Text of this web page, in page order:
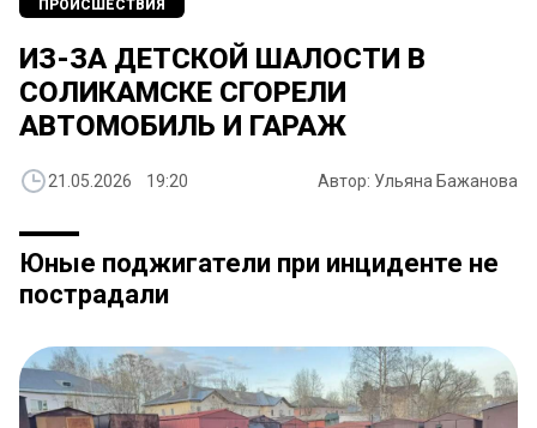
ПРОИСШЕСТВИЯ
ИЗ-ЗА ДЕТСКОЙ ШАЛОСТИ В
СОЛИКАМСКЕ СГОРЕЛИ
АВТОМОБИЛЬ И ГАРАЖ
21.05.2026 19:20 Автор: Ульяна Бажанова
Юные поджигатели при инциденте не
пострадали